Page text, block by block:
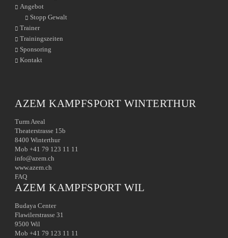
Angebot
Stopp Gewalt
Trainer
Trainingszeiten
Sponsoring
Kontakt
AZEM KAMPFSPORT WINTERTHUR
Turm Areal
Theaterstrasse 15b
8400 Winterthur
Mob +41 79 123 11 11
info@azem.ch
www.azem.ch
FAQ
AZEM KAMPFSPORT WIL
Budaya Center
Flawilerstrasse 31
9500 Wil
Mob +41 79 123 11 11